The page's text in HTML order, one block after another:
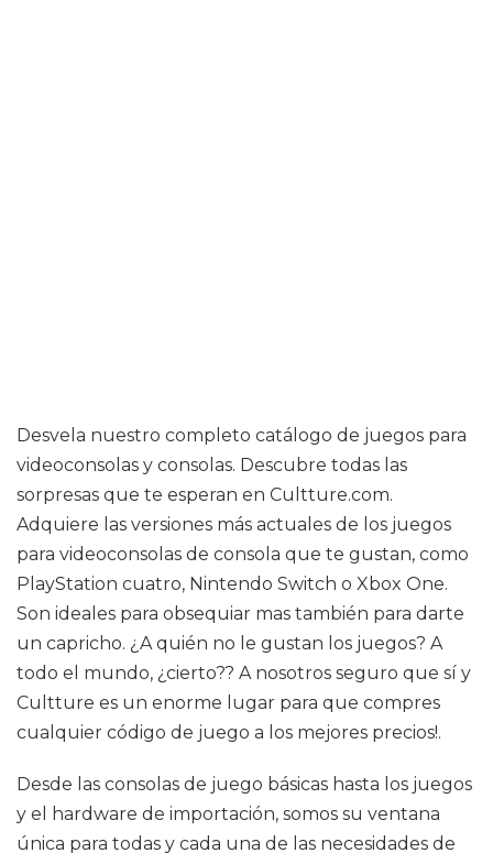
Desvela nuestro completo catálogo de juegos para
videoconsolas y consolas. Descubre todas las
sorpresas que te esperan en Cultture.com.
Adquiere las versiones más actuales de los juegos
para videoconsolas de consola que te gustan, como
PlayStation cuatro, Nintendo Switch o Xbox One.
Son ideales para obsequiar mas también para darte
un capricho. ¿A quién no le gustan los juegos? A
todo el mundo, ¿cierto?? A nosotros seguro que sí y
Cultture es un enorme lugar para que compres
cualquier código de juego a los mejores precios!.
Desde las consolas de juego básicas hasta los juegos
y el hardware de importación, somos su ventana
única para todas y cada una de las necesidades de